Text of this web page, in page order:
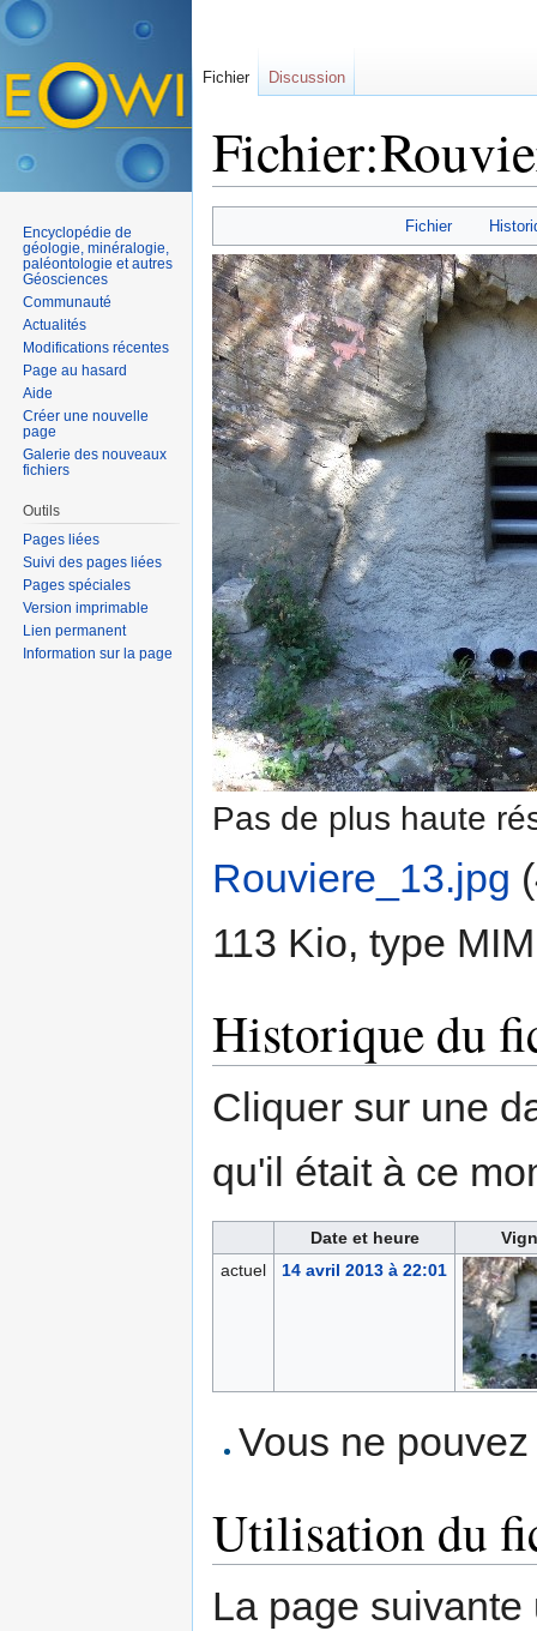
Fichier
Pas de plus haute
Rouviere_13.jpg
113 Kio, type
Historique du
Cliquer sur une
qu'il était à ce
Date et heure
actuel
14 avril 2013 à 22:01
Vous ne
Utilisation du
La page
Fichier Discussion
Encyclopédie de
géologie, minéralogie,
paléontologie et autres
Géosciences
Communauté
Actualités
Modifications récentes
Page au hasard
Aide
Créer une nouvelle
page
Galerie des nouveaux
fichiers
Outils
Pages liées
Suivi des pages liées
Pages spéciales
Version imprimable
Lien permanent
Information sur la page